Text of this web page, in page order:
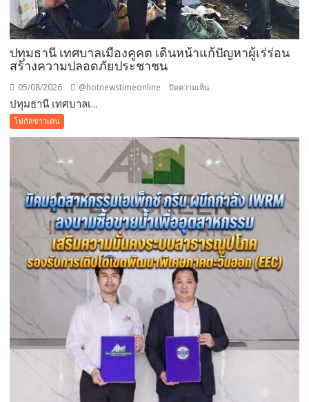
มอบ
ของ
ขวัญ
วัน
ว่า
รัก
พา
แม่
เที่ยว
ปทุมธานี เทศบาลเมืองคูคต เดินหน้าแก้ปัญหาผู้เร่ร่อน
สร้างความปลอดภัยประชาชน
05/08/2026 @hotnewstimeonline ปิดความเห็น
คูคต
เดิน
แก้
ปัญหา
ผู้
เร่ร่อน
สร้าง
ความ
ปทุมธานี เทศบาลเ...
โฟกัสข่าวเด่น